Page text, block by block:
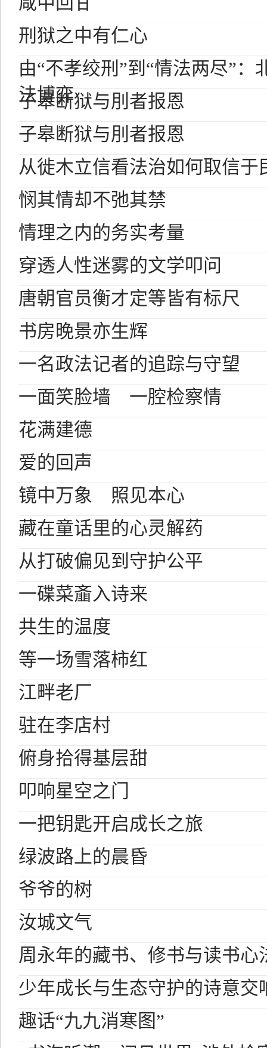
刑狱之中有仁心
由“不孝绞刑”到“情法两尽”：
法博弈
子皋断狱与刖者报恩
子皋断狱与刖者报恩
从徙木立信看法治如何取信于
悯其情却不弛其禁
情理之内的务实考量
穿透人性迷雾的文学叩问
唐朝官员衡才定等皆有标尺
书房晚景亦生辉
一名政法记者的追踪与守望
一面笑脸墙 一腔检察情
花满建德
爱的回声
镜中万象 照见本心
藏在童话里的心灵解药
从打破偏见到守护公平
一碟菜齑入诗来
共生的温度
等一场雪落柿红
江畔老厂
驻在李店村
俯身拾得基层甜
叩响星空之门
一把钥匙开启成长之旅
绿波路上的晨昏
爷爷的树
汝城文气
周永年的藏书、修书与读书心
少年成长与生态守护的诗意交
趣话“九九消寒图”